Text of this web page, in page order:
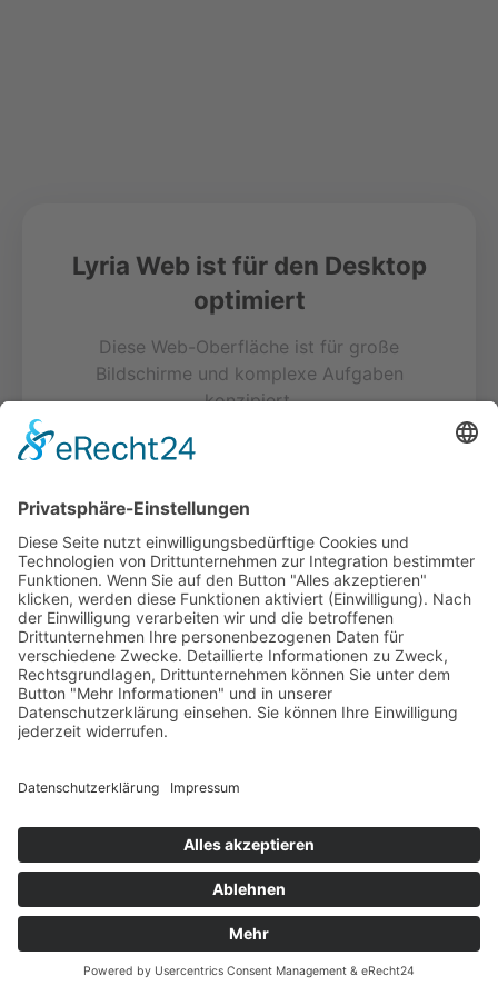
Lyria Web ist für den Desktop
optimiert
Diese Web-Oberfläche ist für große
Bildschirme und komplexe Aufgaben
konzipiert.
Für das beste Erlebnis auf deinem
App.
Zurück zur Startseite